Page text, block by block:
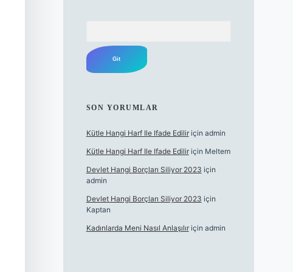
SON YORUMLAR
Kütle Hangi Harf Ile Ifade Ediliriçin admin
Kütle Hangi Harf Ile Ifade Ediliriçin Meltem
Devlet Hangi Borçları Siliyor 2023 için
admin
Devlet Hangi Borçları Siliyor 2023 için
Kaptan
Kadınlarda Meni Nasıl Anlaşılıriçin admin